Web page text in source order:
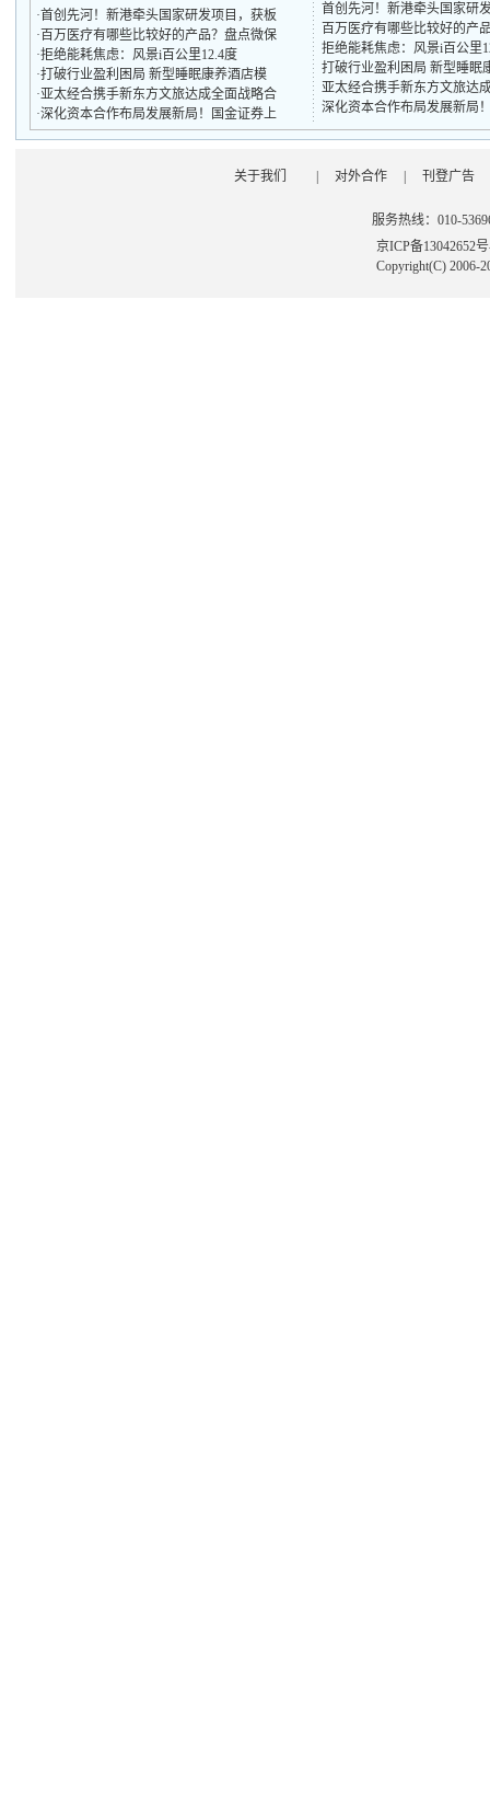
·首创先河！新港牵头国家研发项目，获板
· 百万医疗有哪些比较好的产品？盘点微保
·拒绝能耗焦虑：风景i百公里12.4度
·打破行业盈利困局 新型睡眠康养酒店模
·亚太经合携手新东方文旅达成全面战略合
·深化资本合作布局发展新局！国金证券上
首创先河！新港牵头国家研
百万医疗有哪些比较好的产
拒绝能耗焦虑：风景i百公里
打破行业盈利困局 新型睡眠
亚太经合携手新东方文旅达
深化资本合作布局发展新局
关于我们 对外合作 刊登广告
服务热线：010-
京ICP备13042652
Copyright(C) 2006-